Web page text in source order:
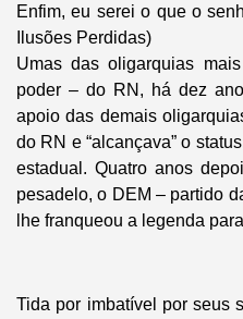
Enfim, eu serei o que o
Ilusões Perdidas)
Umas das oligarquias
poder – do RN, há dez
apoio das demais
do RN e “alcançava” o
estadual. Quatro anos
pesadelo, o DEM – partido
lhe franqueou a legenda
Tida por imbatível por seus